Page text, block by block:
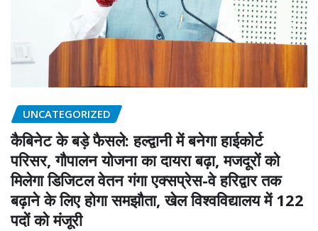
UNCATEGORIZED
कैबिनेट के बड़े फैसले: हल्द्वानी में बनेगा हाईकोर्ट
परिसर, गौपालन योजना का दायरा बढ़ा, मजदूरों को
मिलेगा डिजिटल वेतन गंगा एक्सप्रेस-वे हरिद्वार तक
बढ़ाने के लिए होगा समझौता, खेल विश्वविद्यालय में 122
पदों को मंजूरी